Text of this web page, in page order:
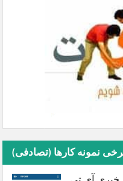
نمونه کارها (تصادفی)